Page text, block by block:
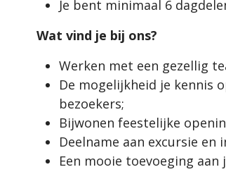
Je bent minimaal 6
Wat vind je bij ons?
Werken met een gezellig
De mogelijkheid je kennis
bezoekers;
Bijwonen feestelijke
Deelname aan excursie
Een mooie toevoeging